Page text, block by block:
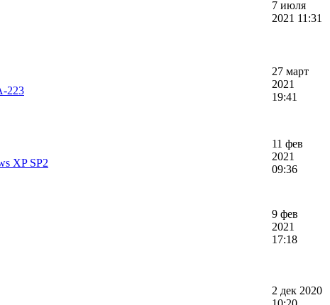
7 июля
2021 11:31
223
27 март
2021
19:41
XP SP2
11 фев
2021
09:36
9 фев
2021
17:18
2 дек 2020